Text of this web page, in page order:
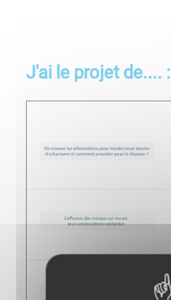
J'ai le projet de.... :